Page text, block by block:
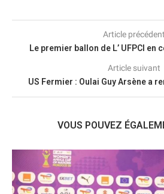
Article précédent
Le premier ballon de L’ UFPCI en
Article suivant
US Fermier : Oulai Guy Arsène a
VOUS POUVEZ